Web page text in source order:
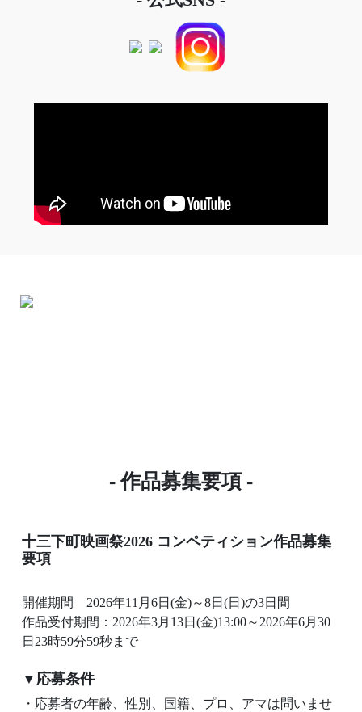
- 作品募集要項 -
十三下町映画祭2026 コンペティション作品募集
要項
開催期間 2026年11月6日(金)～8日(日)の3日間
作品受付期間：2026年3月13日(金)13:00～2026年6月30
日23時59分59秒まで
▼応募条件
・応募者の年齢、性別、国籍、プロ、アマは問いませ